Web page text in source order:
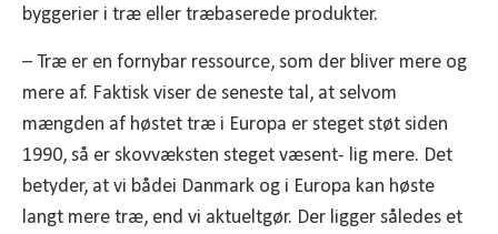
byggerier i træ eller træbaserede produkter.
– Træ er en fornybar ressource, som der bliver mere og
mere af. Faktisk viser de seneste tal, at selvom
mængden af høstet træ i Europa er steget støt siden
1990, så er skovvæksten steget væsent- lig mere. Det
betyder, at vi bådei Danmark og i Europa kan høste
langt mere træ, end vi aktueltgør. Der ligger således et